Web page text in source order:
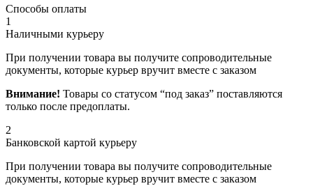
Способы оплаты
1
Наличными курьеру
При получении товара вы получите сопроводительные
документы, которые курьер вручит вместе с заказом
Внимание! Товары со статусом “под заказ” поставляются
только после предоплаты.
2
Банковской картой курьеру
При получении товара вы получите сопроводительные
документы, которые курьер вручит вместе с заказом